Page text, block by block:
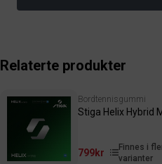
Relaterte produkter
Bordtennisgummi
Stiga Helix Hybrid
799kr
Finnes i
varianter